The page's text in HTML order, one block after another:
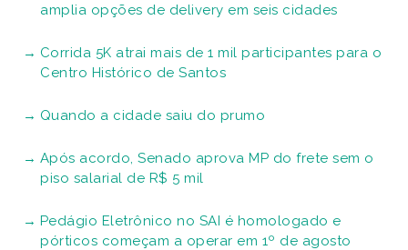
amplia opções de delivery em seis cidades
Corrida 5K atrai mais de 1 mil participantes para o
Centro Histórico de Santos
Quando a cidade saiu do prumo
Após acordo, Senado aprova MP do frete sem o
piso salarial de R$ 5 mil
Pedágio Eletrônico no SAI é homologado e
pórticos começam a operar em 1º de agosto